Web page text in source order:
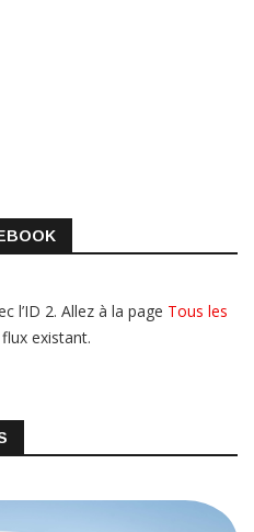
l’ID 2. Allez à la page Tous les
flux existant.